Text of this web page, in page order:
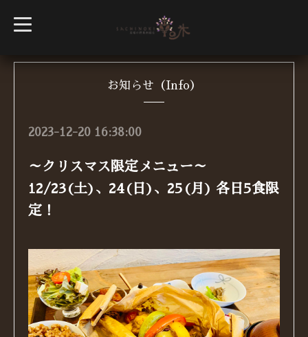
t
o
l
お知らせ（Info）
2023-12-20 16:38:00
～クリスマス限定メニュー～
12/23(土)、24(日)、25(月) 各日5食限
定！